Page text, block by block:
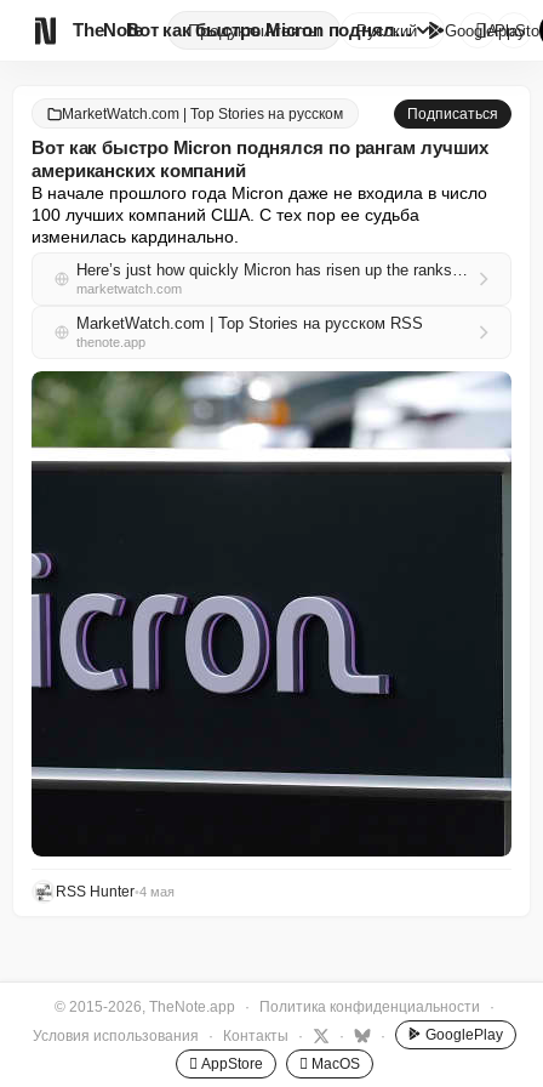
TheNote ПродуктыАгенты Вот как быстро Micron поднялся...
Русский GooglePlay

MarketWatch.com | Top Stories на русском Подписаться
Вот как быстро Micron поднялся по рангам лучших
американских компаний
В начале прошлого года Micron даже не входила в число
100 лучших компаний США. С тех пор ее судьба
изменилась кардинально.
Here’s just how quickly Micron has risen up the ranks of the top U.S companies
marketwatch.com
MarketWatch.com | Top Stories на русском RSS
thenote.app
RSS Hunter•4 мая
© 2015-2026, TheNote.app · Политика конфиденциальности
·
Условия использования
· Контакты · · ·
GooglePlay
 AppStore
 MacOS